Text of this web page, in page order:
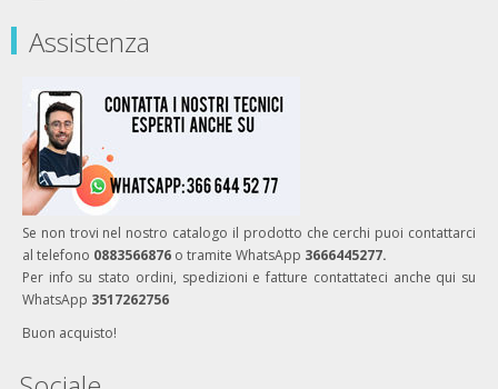
Assistenza
Se non trovi nel nostro catalogo il prodotto che cerchi puoi contattarci
al telefono 0883566876 o tramite WhatsApp 3666445277.
Per info su stato ordini, spedizioni e fatture contattateci anche qui su
WhatsApp 3517262756
Buon acquisto!